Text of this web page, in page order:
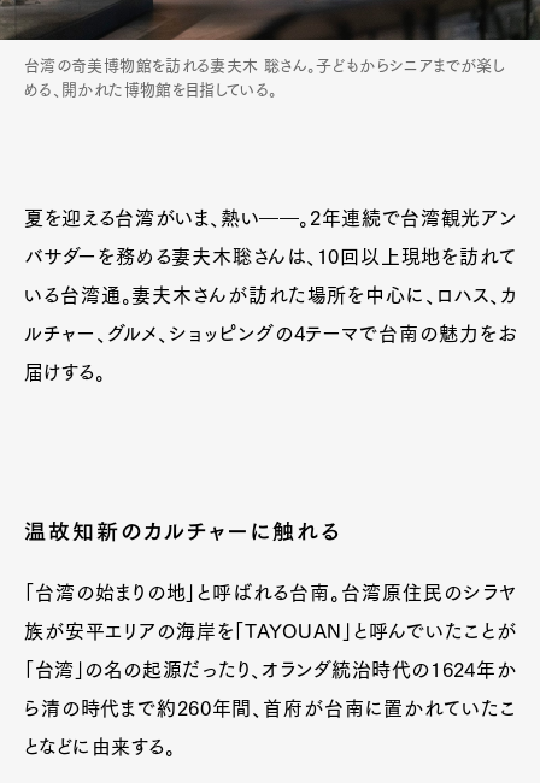
台湾の奇美博物館を訪れる妻夫木 聡さん。子どもからシニアまでが楽し
める、開かれた博物館を目指している。
夏を迎える台湾がいま、熱い――。2年連続で台湾観光アン
バサダーを務める妻夫木聡さんは、10回以上現地を訪れて
いる台湾通。妻夫木さんが訪れた場所を中心に、ロハス、カ
ルチャー、グルメ、ショッピングの4テーマで台南の魅力をお
届けする。
温故知新のカルチャーに触れる
「台湾の始まりの地」と呼ばれる台南。台湾原住民のシラヤ
族が安平エリアの海岸を「TAYOUAN」と呼んでいたことが
「台湾」の名の起源だったり、オランダ統治時代の1624年か
ら清の時代まで約260年間、首府が台南に置かれていたこ
となどに由来する。